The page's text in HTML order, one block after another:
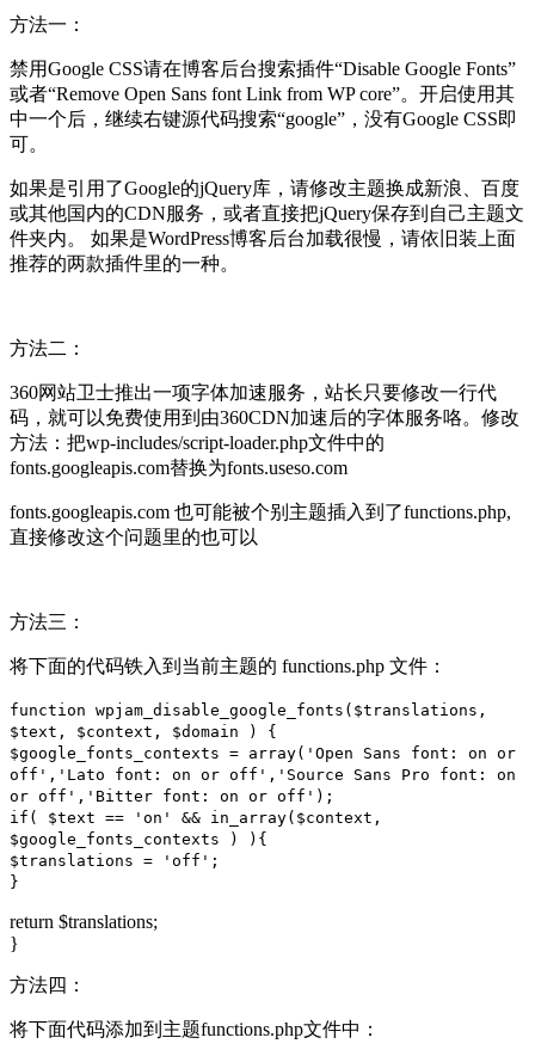
方法一：
禁用Google CSS请在博客后台搜索插件“Disable Google Fonts”
或者“Remove Open Sans font Link from WP core”。开启使用其
中一个后，继续右键源代码搜索“google”，没有Google CSS即
可。
如果是引用了Google的jQuery库，请修改主题换成新浪、百度
或其他国内的CDN服务，或者直接把jQuery保存到自己主题文
件夹内。 如果是WordPress博客后台加载很慢，请依旧装上面
推荐的两款插件里的一种。
方法二：
360网站卫士推出一项字体加速服务，站长只要修改一行代
码，就可以免费使用到由360CDN加速后的字体服务咯。修改
方法：把wp-includes/script-loader.php文件中的
fonts.googleapis.com替换为fonts.useso.com
fonts.googleapis.com 也可能被个别主题插入到了functions.php,
直接修改这个问题里的也可以
方法三：
将下面的代码铁入到当前主题的 functions.php 文件：
function wpjam_disable_google_fonts($translations,
$text, $context, $domain ) {
$google_fonts_contexts = array('Open Sans font: on or
off','Lato font: on or off','Source Sans Pro font: on
or off','Bitter font: on or off');
if( $text == 'on' && in_array($context,
$google_fonts_contexts ) ){
$translations = 'off';
}
return $translations;
}
方法四：
将下面代码添加到主题functions.php文件中：